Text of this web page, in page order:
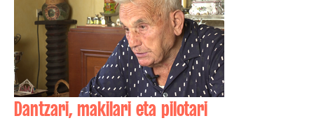
Dantzari, makilari eta pilotari